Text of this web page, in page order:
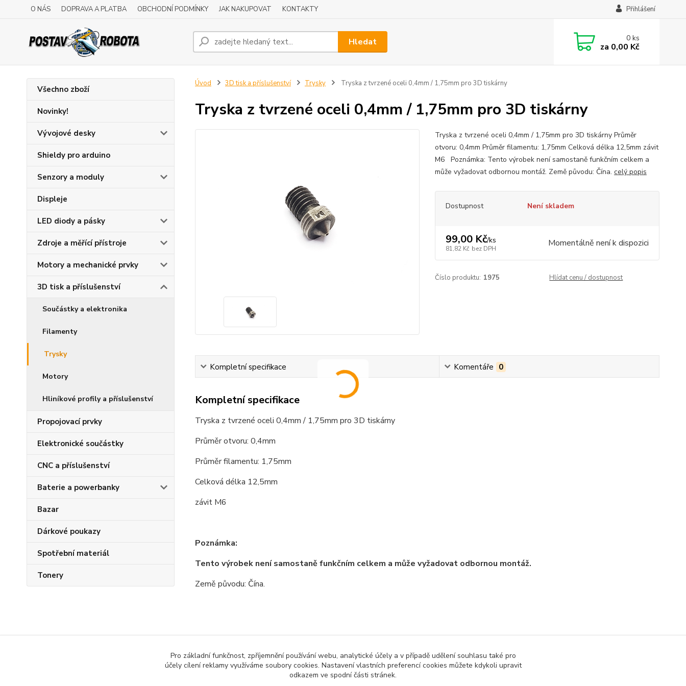
O NÁS DOPRAVA A PLATBA OBCHODNÍ PODMÍNKY JAK NAKUPOVAT KONTAKTY Přihlášení
Hledat 0ks
za 0,00 Kč
Všechno zboží
Novinky!
Vývojové desky
Shieldy pro arduino
Senzory a moduly
Displeje
LED diody a pásky
Zdroje a měřící přístroje
Motory a mechanické prvky
3D tisk a příslušenství
Součástky a elektronika
Filamenty
Trysky
Motory
Hliníkové profily a příslušenství
Propojovací prvky
Elektronické součástky
CNC a příslušenství
Baterie a powerbanky
Bazar
Dárkové poukazy
Spotřební materiál
Tonery
Úvod 3D tisk a příslušenství Trysky Tryska z tvrzené oceli 0,4mm / 1,75mm pro 3D tiskárny
Tryska z tvrzené oceli 0,4mm / 1,75mm pro 3D tiskárny
Tryska z tvrzené oceli 0,4mm / 1,75mm pro 3D tiskárny Průměr
otvoru: 0,4mm Průměr filamentu: 1,75mm Celková délka 12,5mm závit
M6 Poznámka: Tento výrobek není samostaně funkčním celkem a
může vyžadovat odbornou montáž. Země původu: Čína. celý popis
Dostupnost Není skladem
99,00 Kč/ks
81,82 Kč bez DPH Momentálně není k dispozici
Číslo produktu: 1975 Hlídat cenu / dostupnost
Kompletní specifikace Komentáře 0
Kompletní specifikace
Tryska z tvrzené oceli 0,4mm / 1,75mm pro 3D tiskárny
Průměr otvoru: 0,4mm
Průměr filamentu: 1,75mm
Celková délka 12,5mm
závit M6
Poznámka:
Tento výrobek není samostaně funkčním celkem a může vyžadovat odbornou montáž.
Země původu: Čína.
Zboží zařazeno v kategoriích
3D tisk a příslušenství
Pro základní funkčnost, zpříjemnění používání webu, analytické účely a v případě udělení souhlasu také pro
účely cílení reklamy využíváme soubory cookies. Nastavení vlastních preferencí cookies můžete kdykoli upravit
odkazem ve spodní části stránek.